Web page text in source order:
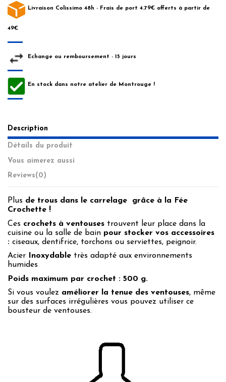
Livraison Colissimo 48h - Frais de port 4.79€ offerts à partir de
49€
Echange ou remboursement - 15 jours
En stock dans notre atelier de Montrouge !
Description
Détails du produit
Vous aimerez aussi
Reviews(0)
Plus de trous dans le carrelage
grâce à la Fée
Crochette !
Ces crochets à ventouses trouvent leur place dans la
cuisine ou la salle de bain pour stocker vos accessoires
: ciseaux, dentifrice, torchons ou serviettes, peignoir.
Acier
Inoxydable très adapté aux environnements
humides
Poids maximum par crochet : 500 g.
Si vous voulez améliorer la tenue des ventouses, même
sur des surfaces irrégulières vous pouvez utiliser ce
bousteur de ventouses.